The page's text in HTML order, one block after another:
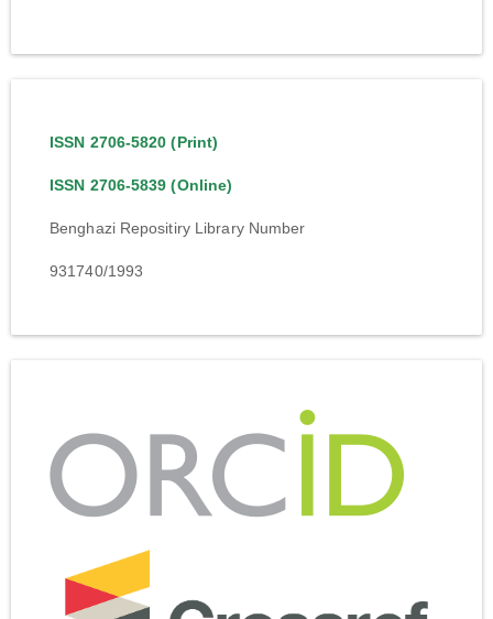
ISSN 2706-5820 (Print)
ISSN 2706-5839 (Online)
Benghazi Repositiry Library Number
931740/1993